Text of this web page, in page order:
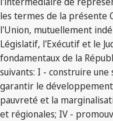
les termes de la présente
l'Union, mutuellement
Législatif, l'Exécutif et le
fondamentaux de la
suivants: I - construire
garantir le
pauvreté et la
et régionales; IV -